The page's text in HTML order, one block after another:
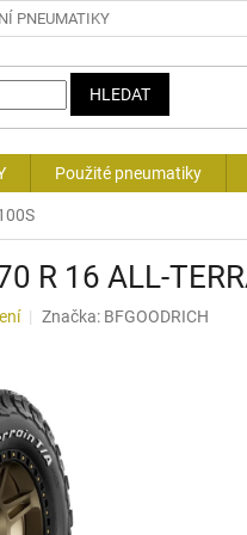
PNEUMATIKY
HLEDAT
Použité pneumatiky
R 16 ALL-
Značka: BFGOODRICH